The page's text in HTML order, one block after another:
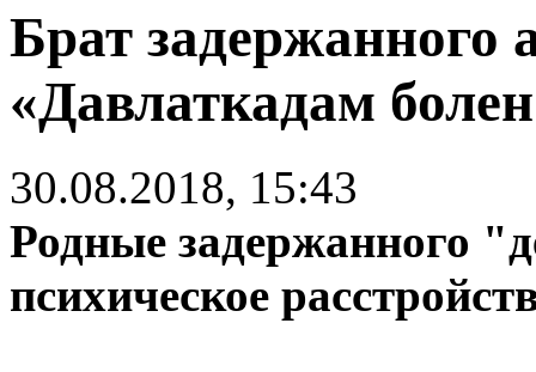
Брат задержанного
«Давлаткадам
30.08.2018, 15:43
Родные задержанного
психическое